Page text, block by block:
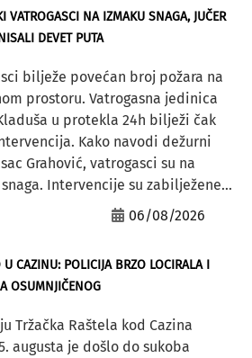
VATROGASCI NA IZMAKU SNAGA, JUČER
DEVET PUTA
bilježe povećan broj požara na
prostoru. Vatrogasna jedinica
u protekla 24h bilježi čak
Kako navodi dežurni
Grahović, vatrogasci su na
Intervencije su zabilježene...
06/08/2026
CAZINU: POLICIJA BRZO LOCIRALA I
OSUMNJIČENOG
Tržačka Raštela kod Cazina
augusta je došlo do sukoba